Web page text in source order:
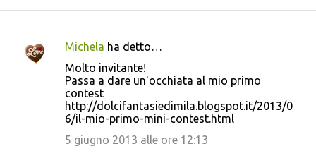
C
Michela ha detto…
Molto invitante!
Passa a dare un'occhiata al mio primo
contest
http://dolcifantasiedimila.blogspot.it/2013/0
6/il-mio-primo-mini-contest.html
5 giugno 2013 alle ore 12:13